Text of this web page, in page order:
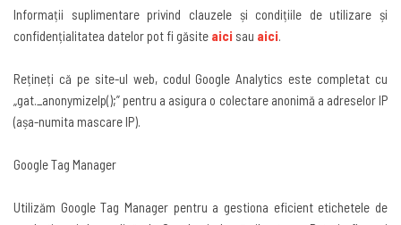
Informații suplimentare privind clauzele și condițiile de utilizare și
confidențialitatea datelor pot fi găsite aici sau aici.
Rețineți că pe site-ul web, codul Google Analytics este completat cu
„gat._anonymizeIp();” pentru a asigura o colectare anonimă a adreselor IP
(așa-numita mascare IP).
Google Tag Manager
Utilizăm Google Tag Manager pentru a gestiona eficient etichetele de